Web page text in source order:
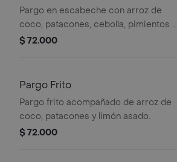
Pargo en escabeche con arroz de
coco, patacones, cebolla, pimientos y
limón.
$ 72.000
Pargo Frito
Pargo frito acompañado de arroz de
coco, patacones y limón asado.
$ 72.000